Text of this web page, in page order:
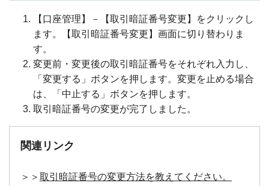
【口座管理】－【取引暗証番号変更】をクリックし
ます。【取引暗証番号変更】画面に切り替わりま
す。
変更前・変更後の取引暗証番号をそれぞれ入力し、
「変更する」ボタンを押します。変更を止める場合
は、「中止する」ボタンを押します。
取引暗証番号の変更が完了しました。
関連リンク
＞＞ 取引暗証番号の変更方法を教えてください。